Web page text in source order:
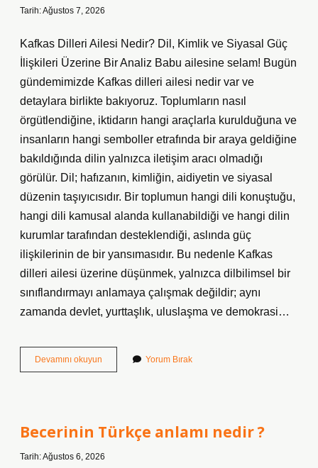
Tarih: Ağustos 7, 2026
Kafkas Dilleri Ailesi Nedir? Dil, Kimlik ve Siyasal Güç
İlişkileri Üzerine Bir Analiz Babu ailesine selam! Bugün
gündemimizde Kafkas dilleri ailesi nedir var ve
detaylara birlikte bakıyoruz. Toplumların nasıl
örgütlendiğine, iktidarın hangi araçlarla kurulduğuna ve
insanların hangi semboller etrafında bir araya geldiğine
bakıldığında dilin yalnızca iletişim aracı olmadığı
görülür. Dil; hafızanın, kimliğin, aidiyetin ve siyasal
düzenin taşıyıcısıdır. Bir toplumun hangi dili konuştuğu,
hangi dili kamusal alanda kullanabildiği ve hangi dilin
kurumlar tarafından desteklendiği, aslında güç
ilişkilerinin de bir yansımasıdır. Bu nedenle Kafkas
dilleri ailesi üzerine düşünmek, yalnızca dilbilimsel bir
sınıflandırmayı anlamaya çalışmak değildir; aynı
zamanda devlet, yurttaşlık, uluslaşma ve demokrasi…
Devamını okuyun
dilleri
Yorum Bırak
Becerinin Türkçe anlamı nedir ?
Tarih: Ağustos 6, 2026